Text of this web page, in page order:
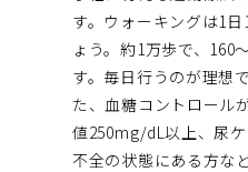
す。ウォーキングは1
ょう。約1万歩で、160
す。毎日行うのが理想
た、血糖コントロール
値250mg/dL以上、尿
不全の状態にある方な